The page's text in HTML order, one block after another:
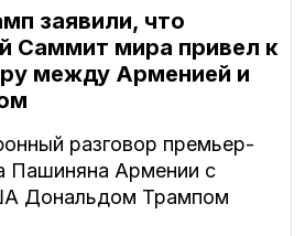
заявили, что
Саммит мира привел к
между Арменией и
разговор премьер-
Пашиняна Армении с
Дональдом Трампом